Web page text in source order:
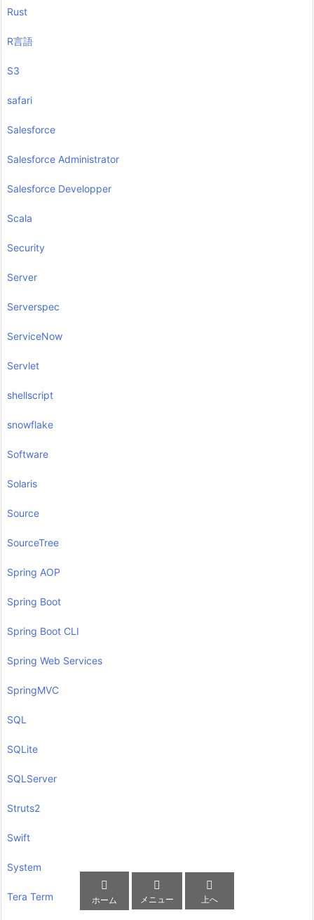
Rust
R言語
S3
safari
Salesforce
Salesforce Administrator
Salesforce Developper
Scala
Security
Server
Serverspec
ServiceNow
Servlet
shellscript
snowflake
Software
Solaris
Source
SourceTree
Spring AOP
Spring Boot
Spring Boot CLI
Spring Web Services
SpringMVC
SQL
SQLite
SQLServer
Struts2
Swift
System
Tera Term

ホーム

メニュー

上へ